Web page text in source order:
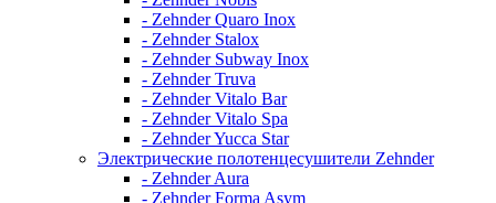
- Zehnder Quaro Inox
- Zehnder Stalox
- Zehnder Subway Inox
- Zehnder Truva
- Zehnder Vitalo Bar
- Zehnder Vitalo Spa
- Zehnder Yucca Star
Электрические полотенцесушители Zehnder
- Zehnder Aura
- Zehnder Forma Asym